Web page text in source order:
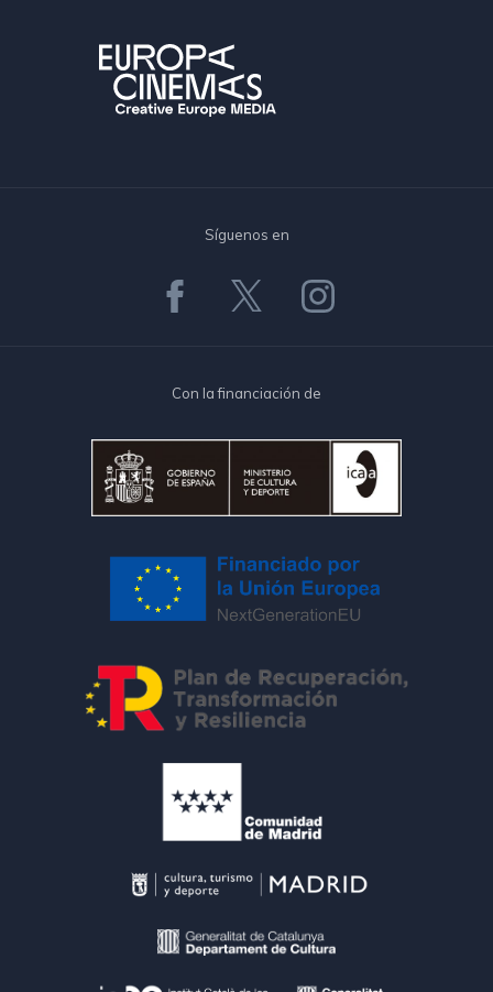
Síguenos en
Con la financiación de